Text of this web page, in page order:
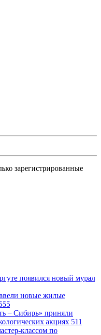
зарегистрированные
появился новый мурал
новые жилые
– Сибирь» приняли
акциях 511
классом по